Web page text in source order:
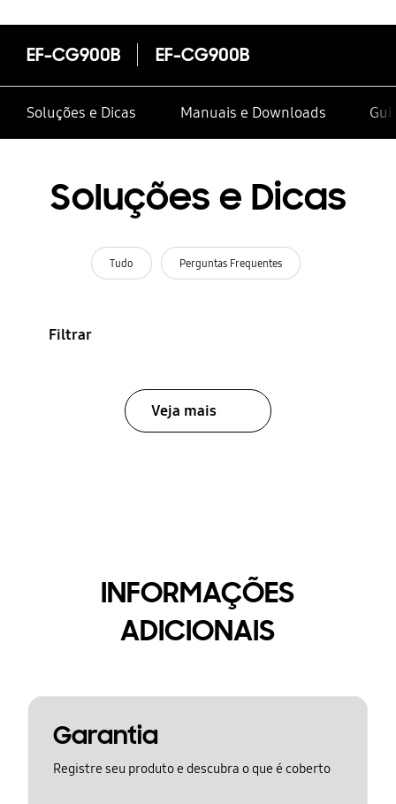
EF-CG900B EF-CG900B
Soluções e Dicas Manuais e Downloads
Soluções e Dicas
Tudo Perguntas Frequentes
Filtrar
Veja mais
INFORMAÇÕES
ADICIONAIS
Garantia
Registre seu produto e descubra o que é coberto